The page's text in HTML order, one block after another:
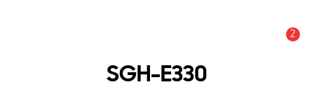
2
SGH-E330